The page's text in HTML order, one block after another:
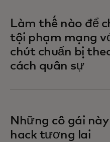
Làm thế nào để
tội phạm mạng
chút chuẩn bị
cách quân sự
Những cô gái
hack tương lai